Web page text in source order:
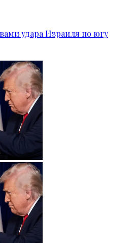
удара Израиля по югу